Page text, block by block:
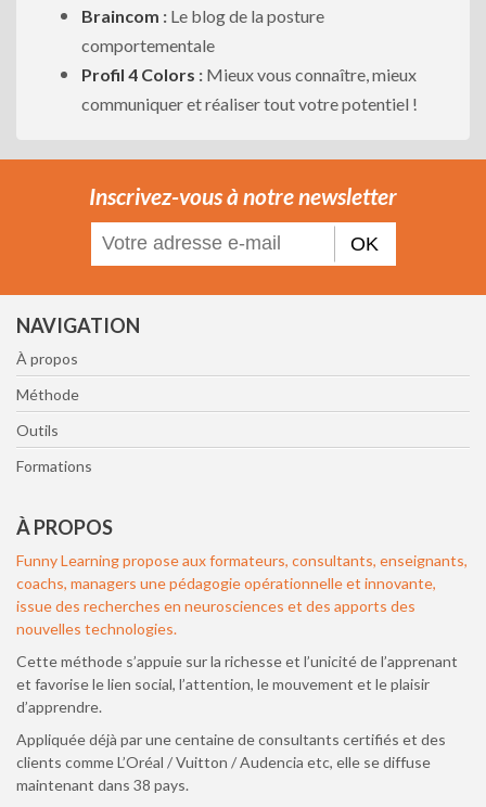
Braincom : Le blog de la posture
comportementale
Profil 4 Colors : Mieux vous connaître, mieux
communiquer et réaliser tout votre potentiel !
Inscrivez-vous à notre newsletter
OK
NAVIGATION
À propos
Méthode
Outils
Formations
À PROPOS
Funny Learning propose aux formateurs, consultants, enseignants,
coachs, managers une pédagogie opérationnelle et innovante,
issue des recherches en neurosciences et des apports des
nouvelles technologies.
Cette méthode s’appuie sur la richesse et l’unicité de l’apprenant
et favorise le lien social, l’attention, le mouvement et le plaisir
d’apprendre.
Appliquée déjà par une centaine de consultants certifiés et des
clients comme L’Oréal / Vuitton / Audencia etc, elle se diffuse
maintenant dans 38 pays.